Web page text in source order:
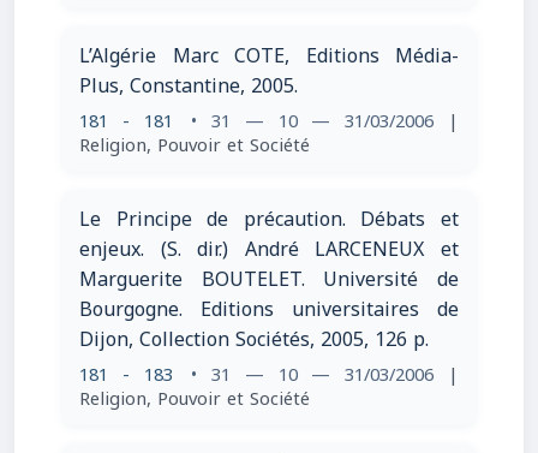
L’Algérie Marc COTE, Editions Média-
Plus, Constantine, 2005.
181 - 181 • 31 — 10 — 31/03/2006 |
Religion, Pouvoir et Société
Le Principe de précaution. Débats et
enjeux. (S. dir.) André LARCENEUX et
Marguerite BOUTELET. Université de
Bourgogne. Editions universitaires de
Dijon, Collection Sociétés, 2005, 126 p.
181 - 183 • 31 — 10 — 31/03/2006 |
Religion, Pouvoir et Société